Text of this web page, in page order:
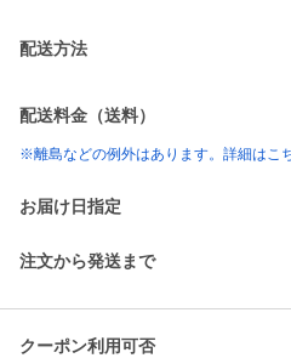
配送方法
配送料金（送料）
※離島などの例外はあります。詳細はこ
お届け日指定
注文から発送まで
クーポン利用可否